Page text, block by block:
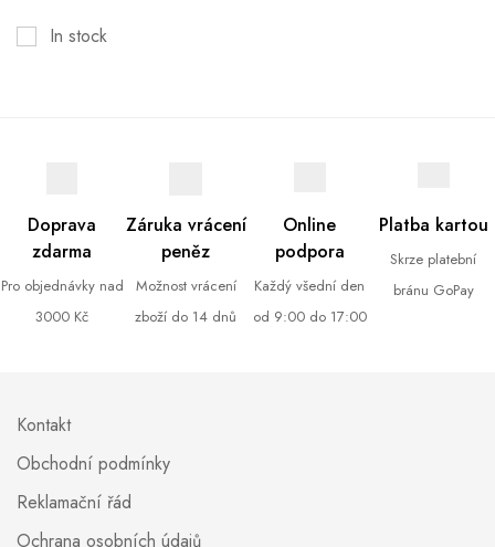
In stock
Doprava
zdarma
Pro objednávky nad
3000 Kč
Záruka vrácení
peněz
Možnost vrácení
zboží do 14 dnů
Online
podpora
Každý všední den
od 9:00 do 17:00
Platba kartou
Skrze platební
bránu GoPay
Kontakt
Obchodní podmínky
Reklamační řád
Ochrana osobních údajů